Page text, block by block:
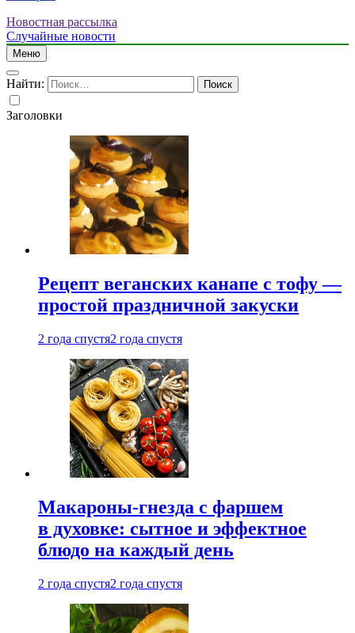
Новостная рассылка
Случайные новости
Меню
Найти:
Заголовки
Рецепт веганских канапе с тофу —
простой праздничной закуски
2 года спустя2 года спустя
Макароны-гнезда с фаршем
в духовке: сытное и эффектное
блюдо на каждый день
2 года спустя2 года спустя